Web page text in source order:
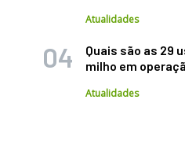
Atualidades
Quais são as 29
milho em
Atualidades